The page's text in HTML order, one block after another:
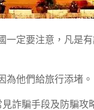
一定要注意，凡是
為他們給旅行添堵。
詐騙手段及防騙攻